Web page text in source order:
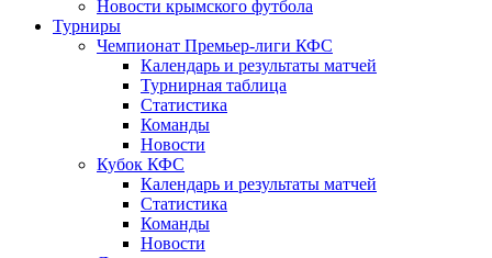
Новости крымского футбола
Турниры
Чемпионат Премьер-лиги КФС
Календарь и результаты матчей
Турнирная таблица
Статистика
Команды
Новости
Кубок КФС
Календарь и результаты матчей
Статистика
Команды
Новости